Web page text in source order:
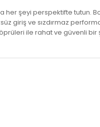
her şeyi perspektifte tutun.
giriş ve sızdırmaz
ile rahat ve güvenli